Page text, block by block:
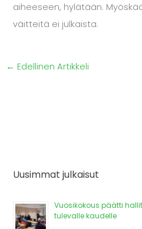
aiheeseen, hylätään.
väitteitä ei julkaista.
← Edellinen Artikkeli
Uusimmat julkaisut
Vuosikokous päätti
tulevalle kaudelle